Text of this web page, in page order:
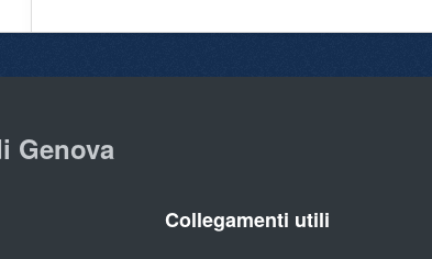
Genova
Collegamenti utili